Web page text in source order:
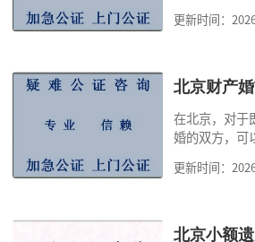
高公证事项的
很多人不知
家，办理公证
道北京公证需
要多少钱？北
更新时间：
北京财产
在北京，对于
婚的双方，可
式，可以避免
但是，在北
料外，公证咨
更新时间：
北京小额